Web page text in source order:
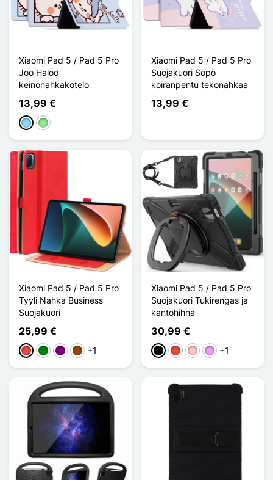
Xiaomi Pad 5 / Pad 5 Pro
Joo Haloo
keinonahkakotelo
13,99 €
Bleu ClairVert clair
Xiaomi Pad 5 / Pad 5 Pro
Suojakuori Söpö
koiranpentu tekonahkaa
13,99 €
Xiaomi Pad 5 / Pad 5 Pro
Tyyli Nahka Business
Suojakuori
25,99 €
Punainen
VihreäVioletRuskea
+1
Xiaomi Pad 5 / Pad 5 Pro
Suojakuori Tukirengas ja
kantohihna
30,99 €
MustaPunainen
PinkkiViolet Clair
+1